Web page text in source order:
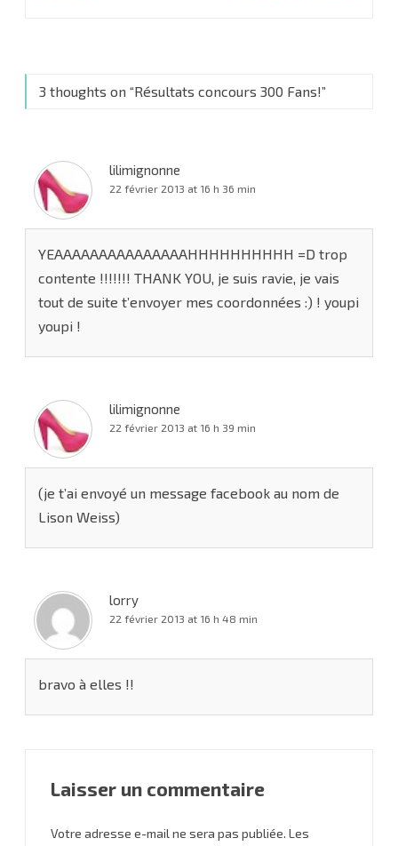
3 thoughts on “Résultats concours 300 Fans!”
lilimignonne
22 février 2013 at 16 h 36 min
YEAAAAAAAAAAAAAAAHHHHHHHHHH =D trop
contente !!!!!!! THANK YOU, je suis ravie, je vais
tout de suite t’envoyer mes coordonnées :) ! youpi
youpi !
lilimignonne
22 février 2013 at 16 h 39 min
(je t’ai envoyé un message facebook au nom de
Lison Weiss)
lorry
22 février 2013 at 16 h 48 min
bravo à elles !!
Laisser un commentaire
Votre adresse e-mail ne sera pas publiée. Les